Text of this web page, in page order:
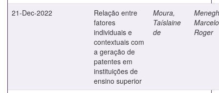
21-Dec-2022
Relação entre
fatores
individuais e
contextuais com
a geração de
patentes em
instituições de
ensino superior
Moura,
Taíslaine
de
Marcelo
Roger